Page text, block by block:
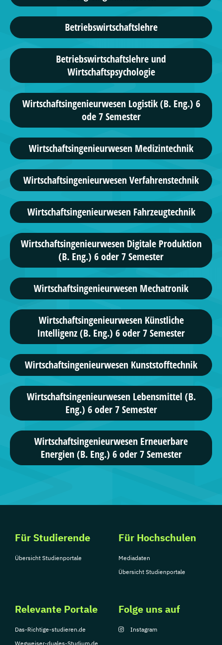
Betriebswirtschaftslehre
Betriebswirtschaftslehre und
Wirtschaftspsychologie
Wirtschaftsingenieurwesen Logistik (B. Eng.) 6
ode 7 Semester
Wirtschafts­ingenieur­wesen Medizintechnik
Wirtschafts­ingenieur­wesen Verfahrenstechnik
Wirtschafts­ingenieur­wesen Fahrzeugtechnik
Wirtschaftsingenieurwesen Digitale Produktion
(B. Eng.) 6 oder 7 Semester
Wirtschafts­ingenieur­wesen Mechatronik
Wirtschaftsingenieurwesen Künstliche
Intelligenz (B. Eng.) 6 oder 7 Semester
Wirtschafts­ingenieur­wesen Kunststofftechnik
Wirtschaftsingenieurwesen Lebensmittel (B.
Eng.) 6 oder 7 Semester
Wirtschaftsingenieurwesen Erneuerbare
Energien (B. Eng.) 6 oder 7 Semester
Für Studierende
Übersicht Studienportale
Für Hochschulen
Mediadaten
Übersicht Studienportale
Relevante Portale
Das-Richtige-studieren.de
Wegweiser-duales-Studium.de
Folge uns auf
Instagram